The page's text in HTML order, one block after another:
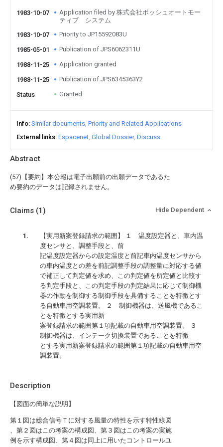
Abstract
(57)【要約】本公報は電子出願前の出願データであるた
め要約のデータは記録されません。
1983-10-07
Application filed by 株式会社ボッシュオートモー
ティブ システム
1983-10-07
Priority to JP15592083U
1985-05-01 Publication of JPS6062311U
1988-11-25 Application granted
1988-11-25 Publication of JPS6345363Y2
Status Granted
Info Similar documents Priority and Related Applications
External links Espacenet Global Dossier Discuss
Description
【図面の簡単な説明】
第１図は総合信号Ｔに対する風量の特性を示す特性線図
、第２図はこの考案の構成図、第３図はこの考案の実施
例を示す構成図、第４図は同上に用いたコントロールユ
Claims (1) Hide Dependent
【実用新案登録請求の範囲】 １ 温度設定器と、車内温
度センサと、調整手段と、前
記温度設定器からの設定温度と前記車内温度センサから
の車内温度との差を前記調整手段の調整量に対応する値
で補正して判定値を求め、この判定値を所定値と比較す
る判定手段と、この判定手段の判定結果に応じて制御機
器の作動を制御する制御手段を具備することを特徴とす
る自動車用空調装置。 ２ 制御機器は、送風機であるこ
とを特徴とする実用新
案登録請求の範囲第１項記載の自動車用空調装置。 ３
制御機器は、インテーク切換装置であることを特徴
とする実用新案登録請求の範囲第１項記載の自動車用空
調装置。